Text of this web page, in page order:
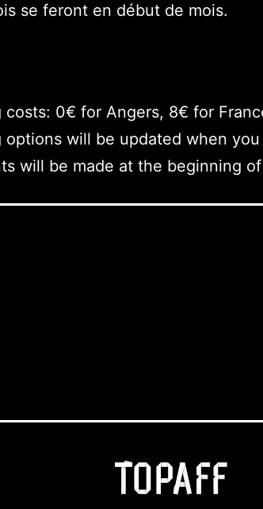
se feront en début de mois.
costs: 0€ for Angers, 8€ for
options will be updated when you
will be made at the beginning